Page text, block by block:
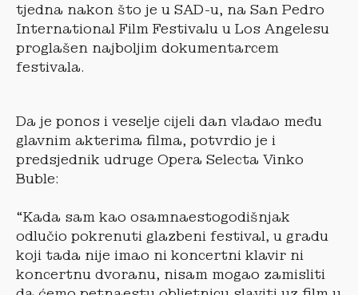
tjedna nakon što je u SAD-u, na San Pedro
International Film Festivalu u Los Angelesu
proglašen najboljim dokumentarcem
festivala.
Da je ponos i veselje cijeli dan vladao među
glavnim akterima filma, potvrdio je i
predsjednik udruge Opera Selecta Vinko
Buble:
“Kada sam kao osamnaestogodišnjak
odlučio pokrenuti glazbeni festival, u gradu
koji tada nije imao ni koncertni klavir ni
koncertnu dvoranu, nisam mogao zamisliti